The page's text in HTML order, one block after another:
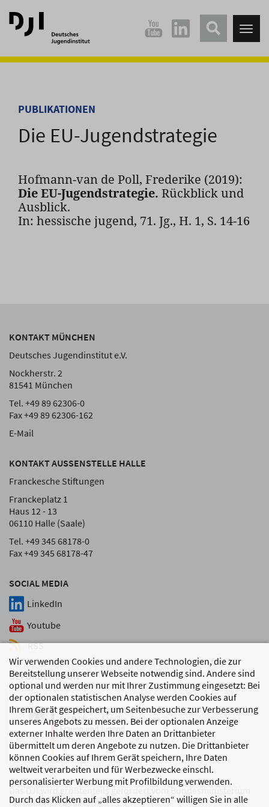
Direkt
zum
Hauptinhalt
Direkt
zum
Hauptmenü
Wir verwenden Cookies und andere Technologien, die zur
Bereitstellung unserer Webseite notwendig sind. Andere sind
optional und werden nur mit Ihrer Zustimmung eingesetzt: Bei
der optionalen statistischen Analyse werden Cookies auf
Ihrem Gerät gespeichert, um Seitenbesuche zur Verbesserung
unseres Angebots zu messen. Bei der optionalen Anzeige
externer Inhalte werden Ihre Daten an Drittanbieter
übermittelt um deren Angebote zu nutzen. Die Drittanbieter
können Cookies auf Ihrem Gerät speichern, Ihre Daten
weltweit verarbeiten und für Werbezwecke einschl.
personalisierter Werbung mit Profilbildung verwenden.
Durch das Klicken auf „alles akzeptieren“ willigen Sie in alle
PUBLIKATIONEN
Die EU-Jugendstrategie
Hofmann-van de Poll, Frederike (2019):
Die EU-Jugendstrategie. Rückblick und
Ausblick.
In: hessische jugend, 71. Jg., H. 1, S. 14-16
SOCIAL MEDIA
LinkedIn
Youtube
RSS
KONTAKT MÜNCHEN
Deutsches Jugendinstitut e.V.
Nockherstr. 2
81541 München
Tel. +49 89 62306-0
Fax +49 89 62306-162
E-Mail
KONTAKT AUSSENSTELLE HALLE
Franckesche Stiftungen
Franckeplatz 1
Haus 12 - 13
06110 Halle (Saale)
Tel. +49 345 68178-0
Fax +49 345 68178-47
GEFÖRDERT VON
Das DJI wird größtenteils gefördert vom Bundesministerium
für Bildung, Familie,